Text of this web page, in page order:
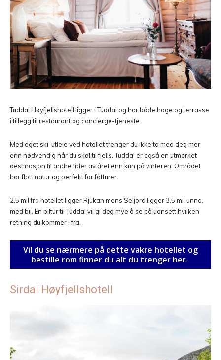
Tuddal Høyfjellshotell ligger i Tuddal og har både hage og terrasse
i tillegg til restaurant og concierge-tjeneste.
Med eget ski-utleie ved hotellet trenger du ikke ta med deg mer
enn nødvendig når du skal til fjells. Tuddal er også en utmerket
destinasjon til andre tider av året enn kun på vinteren. Området
har flott natur og perfekt for fotturer.
2,5 mil fra hotellet ligger Rjukan mens Seljord ligger 3,5 mil unna,
med bil. En biltur til Tuddal vil gi deg mye å se på uansett hvilken
retning du kommer i fra.
Vil du se nærmere på dette vakre hotellet og
bestille rom finner du alt du trenger her.
Sirdal Høyfjellshotell